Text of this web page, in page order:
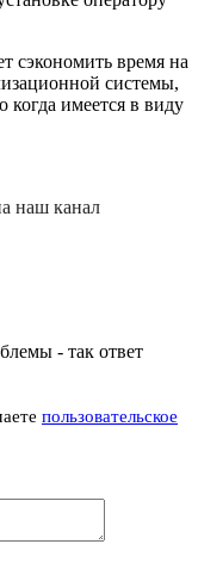
сэкономить время на
системы,
когда имеется в виду
наш канал
- так ответ
пользовательское